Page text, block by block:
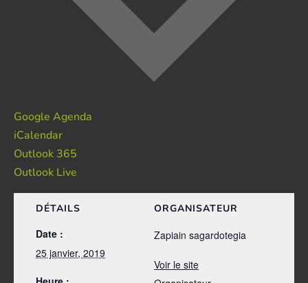
Google Agenda
iCalendar
Outlook 365
Outlook Live
DÉTAILS
Date :
25 janvier, 2019
ORGANISATEUR
Zapiain sagardotegia
Voir le site